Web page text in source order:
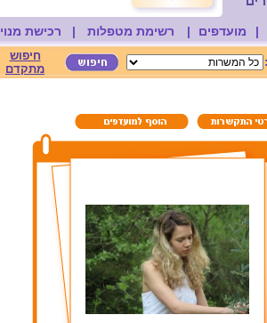
| מועדפים | רשימת מטפלות | רכישת מנוי
חיפוש
מתקדם